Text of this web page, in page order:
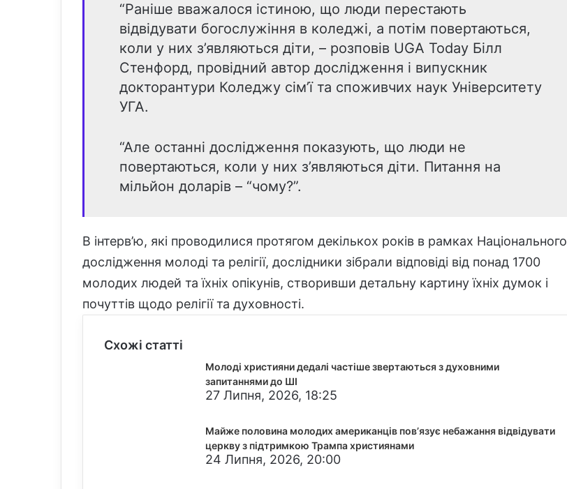
“Раніше вважалося істиною, що люди перестають
відвідувати богослужіння в коледжі, а потім повертаються,
коли у них з’являються діти, – розповів UGA Today Білл
Стенфорд, провідний автор дослідження і випускник
докторантури Коледжу сім’ї та споживчих наук Університету
УГА.
“Але останні дослідження показують, що люди не
повертаються, коли у них з’являються діти. Питання на
мільйон доларів – “чому?”.
В інтерв’ю, які проводилися протягом декількох років в рамках Національного
дослідження молоді та релігії, дослідники зібрали відповіді від понад 1700
молодих людей та їхніх опікунів, створивши детальну картину їхніх думок і
почуттів щодо релігії та духовності.
Схожі статті
Молоді християни дедалі частіше звертаються з духовними
запитаннями до ШІ
27 Липня, 2026, 18:25
Майже половина молодих американців пов’язує небажання відвідувати
церкву з підтримкою Трампа християнами
24 Липня, 2026, 20:00